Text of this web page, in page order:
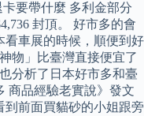
要帶什麼 多利金部分
封頂。 好市多的會
看車展的時候，順便到好
物」比臺灣直接便宜了
分析了日本好市多和臺
商品經驗老實說》發文
到前面買貓砂的小姐跟旁